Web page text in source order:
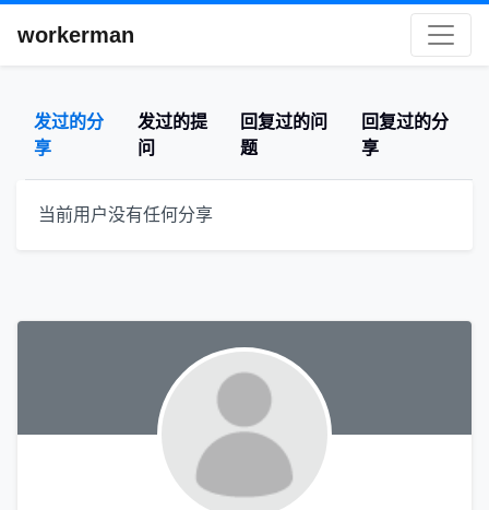
workerman
发过的分
享
发过的提
问
回复过的问
题
回复过的分
享
当前用户没有任何分享